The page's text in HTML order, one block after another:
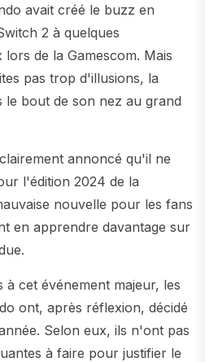
avait créé le buzz en
2 à quelques
de la Gamescom. Mais
pas trop d'illusions, la
bout de son nez au grand
annoncé qu'il ne
l'édition 2024 de la
nouvelle pour les fans
en apprendre davantage sur
à cet événement majeur, les
ont, après réflexion, décidé
Selon eux, ils n'ont pas
à faire pour justifier le